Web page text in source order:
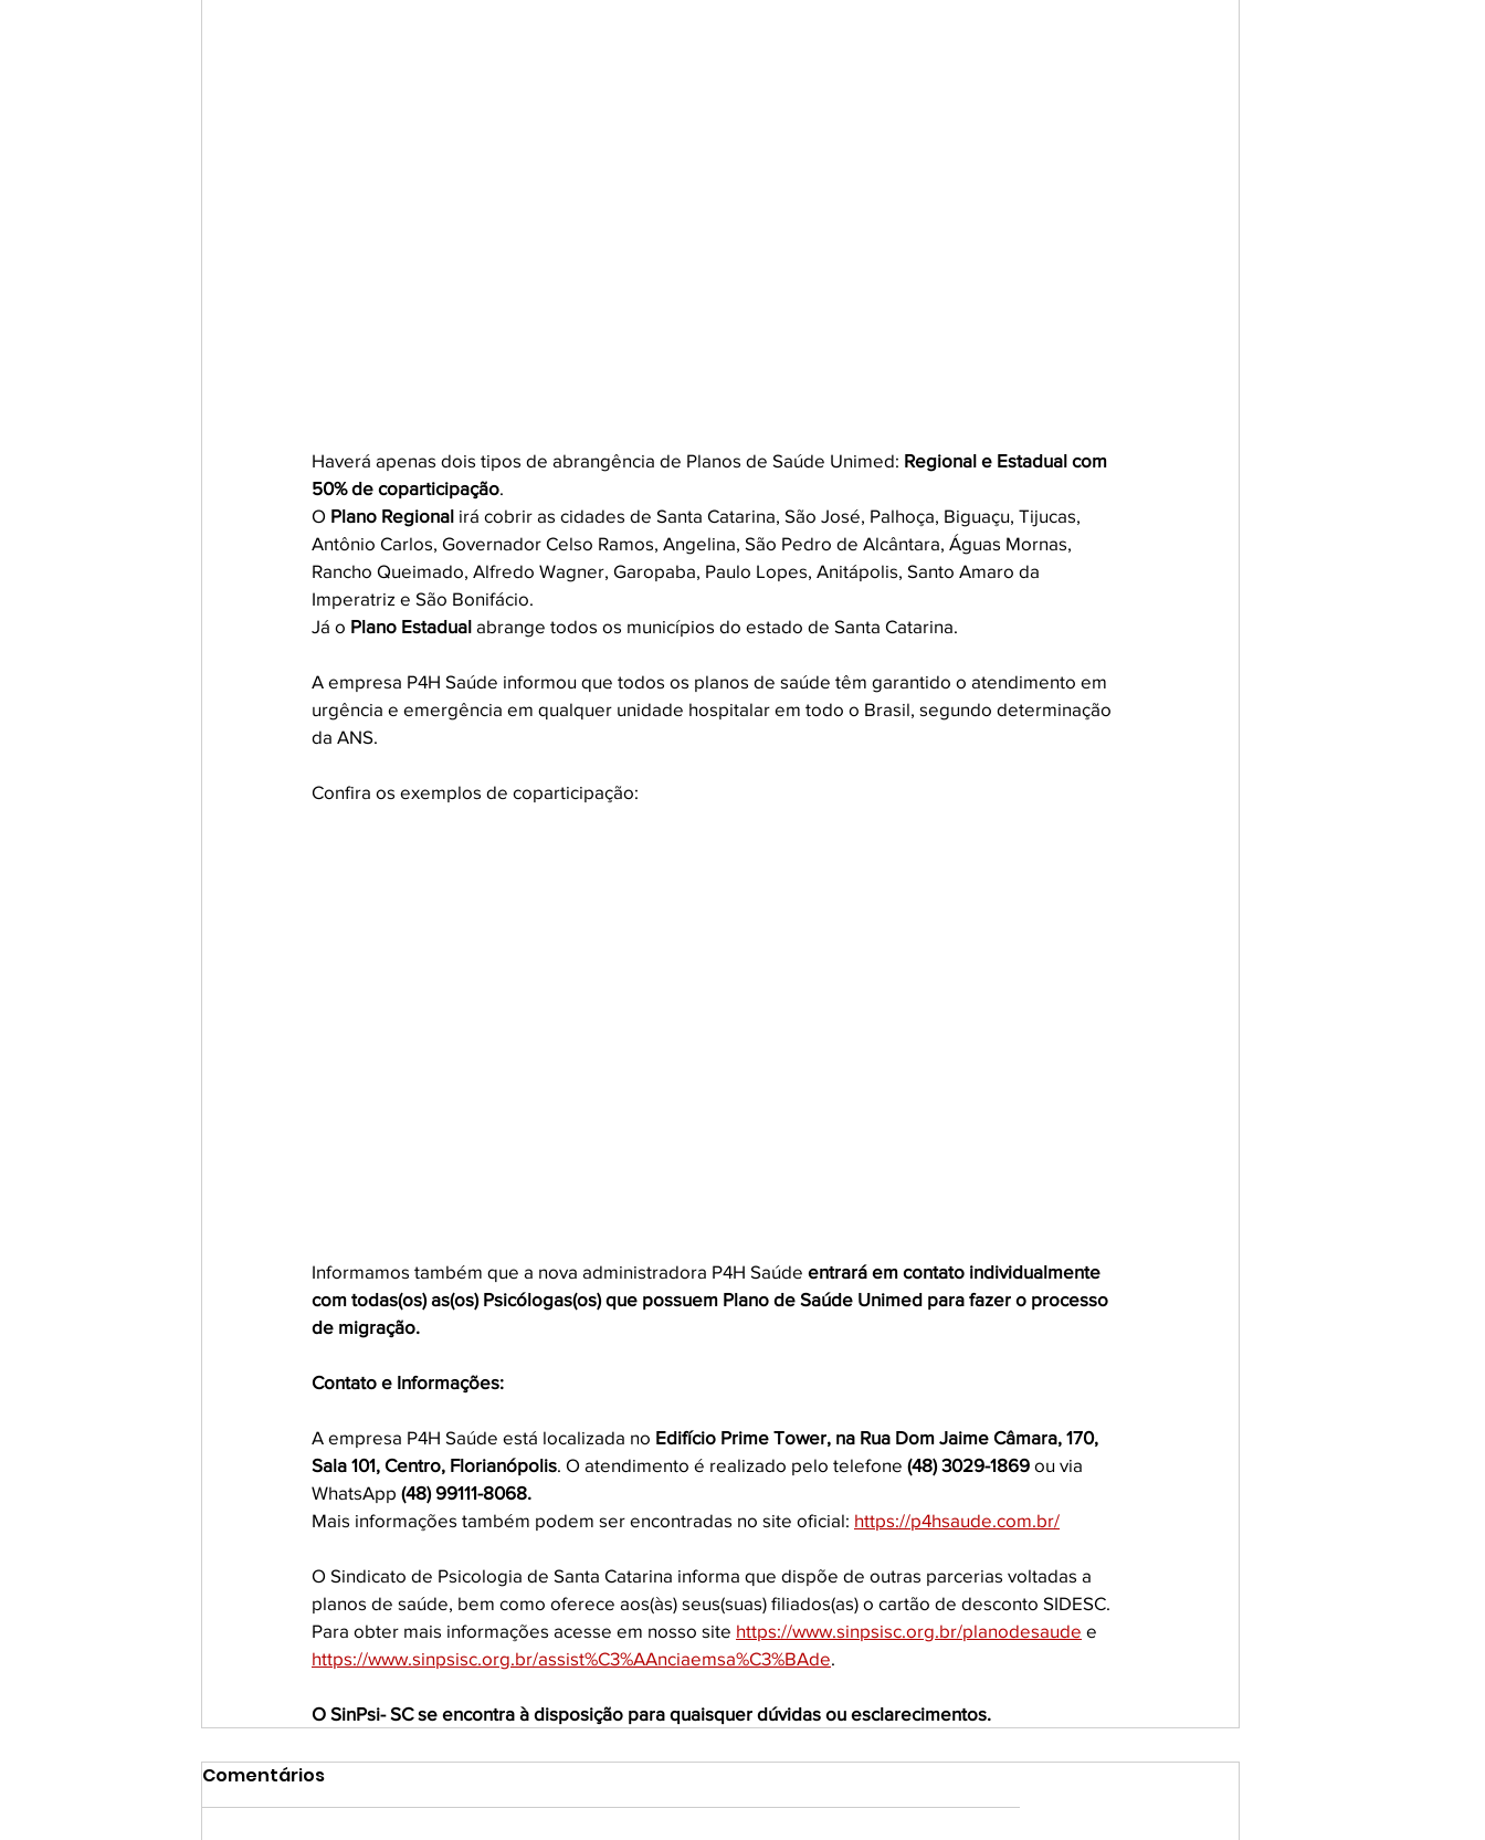
Haverá apenas dois tipos de abrangência de Planos de Saúde Unimed: Regional e Estadual com
50% de coparticipação.
O Plano Regional irá cobrir as cidades de Santa Catarina, São José, Palhoça, Biguaçu, Tijucas,
Antônio Carlos, Governador Celso Ramos, Angelina, São Pedro de Alcântara, Águas Mornas,
Rancho Queimado, Alfredo Wagner, Garopaba, Paulo Lopes, Anitápolis, Santo Amaro da
Imperatriz e São Bonifácio.
Já o Plano Estadual abrange todos os municípios do estado de Santa Catarina.
A empresa P4H Saúde informou que todos os planos de saúde têm garantido o atendimento em
urgência e emergência em qualquer unidade hospitalar em todo o Brasil, segundo determinação
da ANS.
Confira os exemplos de coparticipação:
Informamos também que a nova administradora P4H Saúde entrará em contato individualmente
com todas(os) as(os) Psicólogas(os) que possuem Plano de Saúde Unimed para fazer o processo
de migração.
Contato e Informações:
A empresa P4H Saúde está localizada no Edifício Prime Tower, na Rua Dom Jaime Câmara, 170,
Sala 101, Centro, Florianópolis. O atendimento é realizado pelo telefone (48) 3029-1869 ou via
WhatsApp (48) 99111-8068.
Mais informações também podem ser encontradas no site oficial: https://p4hsaude.com.br/
O Sindicato de Psicologia de Santa Catarina informa que dispõe de outras parcerias voltadas a
planos de saúde, bem como oferece aos(às) seus(suas) filiados(as) o cartão de desconto SIDESC.
Para obter mais informações acesse em nosso site https://www.sinpsisc.org.br/planodesaude e
https://www.sinpsisc.org.br/assist%C3%AAnciaemsa%C3%BAde.
O SinPsi- SC se encontra à disposição para quaisquer dúvidas ou esclarecimentos.
Comentários